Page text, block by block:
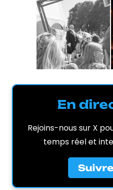
En
Rejoins-nous sur X
temps réel et